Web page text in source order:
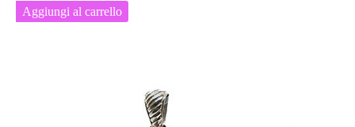
Aggiungi al carrello